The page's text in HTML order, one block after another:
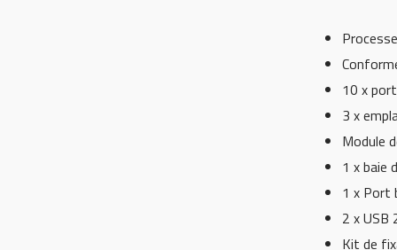
10 x
3 x
Module
1 x baie
1 x Port
2 x USB
Kit de